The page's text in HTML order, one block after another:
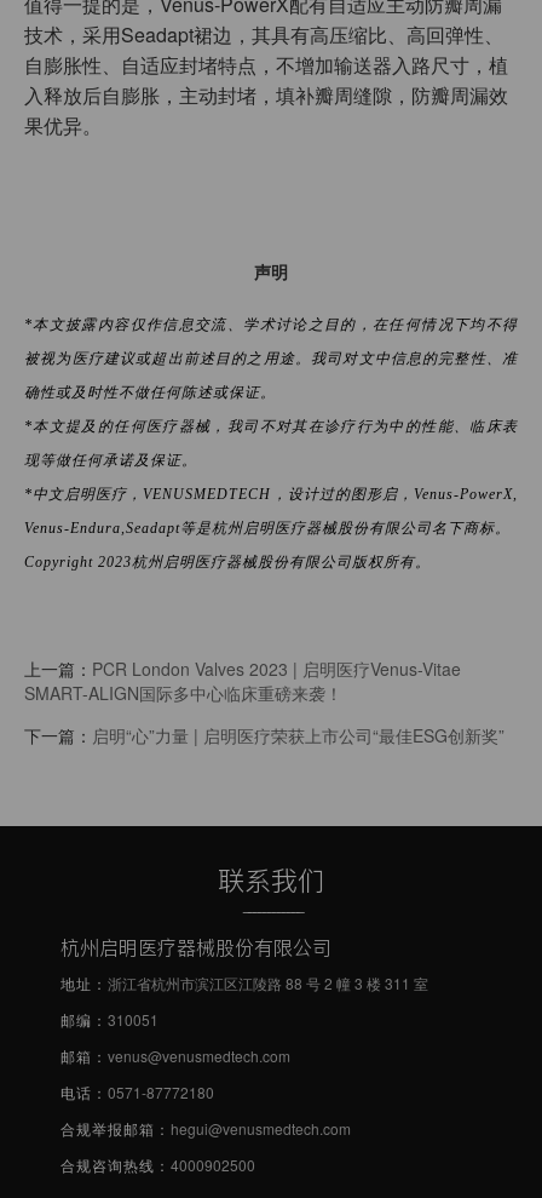
技术，采用Seadapt裙边，其具有高压缩比、高回弹性、
自膨胀性、自适应封堵特点，不增加输送器入路尺寸，植
入释放后自膨胀，主动封堵，填补瓣周缝隙，防瓣周漏效
果优异。
声明
*本文披露内容仅作信息交流、学术讨论之目的，在任何情况下均不得
被视为医疗建议或超出前述目的之用途。我司对文中信息的完整性、准
确性或及时性不做任何陈述或保证。
*本文提及的任何医疗器械，我司不对其在诊疗行为中的性能、临床表
现等做任何承诺及保证。
*中文启明医疗，VENUSMEDTECH，设计过的图形启，Venus-PowerX,
Venus-Endura,Seadapt等是杭州启明医疗器械股份有限公司名下商标。
Copyright 2023杭州启明医疗器械股份有限公司版权所有。
上一篇： PCR London Valves 2023 | 启明医疗Venus-Vitae
SMART-ALIGN国际多中心临床重磅来袭！
下一篇： 启明“心”力量 | 启明医疗荣获上市公司“最佳ESG创新奖”
联系我们
------------
杭州启明医疗器械股份有限公司
地址： 浙江省杭州市滨江区江陵路 88 号 2 幢 3 楼 311 室
邮编： 310051
邮箱： venus@venusmedtech.com
电话： 0571-87772180
合规举报邮箱： hegui@venusmedtech.com
合规咨询热线： 4000902500